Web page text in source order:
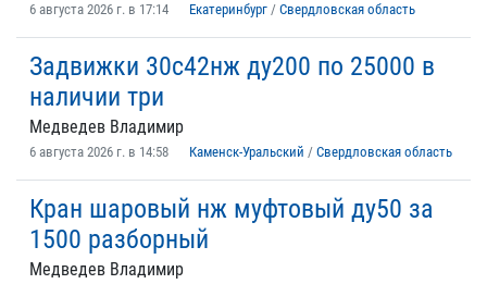
6 августа 2026 г. в 17:14 Екатеринбург / Свердловская область
Задвижки 30с42нж ду200 по 25000 в
наличии три
Медведев Владимир
6 августа 2026 г. в 14:58 Каменск-Уральский / Свердловская область
Кран шаровый нж муфтовый ду50 за
1500 разборный
Медведев Владимир